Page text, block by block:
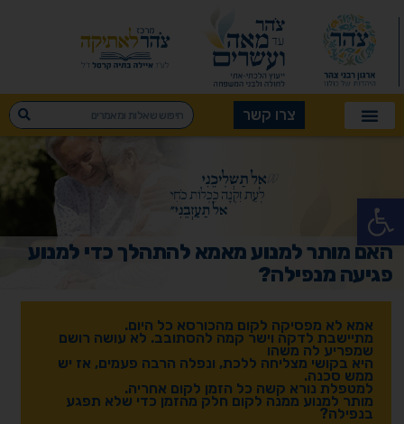
פתח סרגל נגישות
צרו קשר
האם מותר למנוע מאמא להתהלך כדי למנוע
פגיעה מנפילה?
אמא לא מפסיקה לקום מהכורסא כל היום.
מתיישבת לדקה וישר קמה להסתובב. לא עושה רושם
שמפריע לה משהו
היא בקושי מצליחה ללכת, ונפלה הרבה פעמים, אז יש
ממש סכנה.
למטפלת נורא קשה כל הזמן לקום אחריה.
מותר למנוע ממנה לקום חלק מהזמן כדי שלא תפגע
בנפילה?